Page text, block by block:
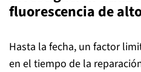
fluorescencia de
Hasta la fecha, un factor
en el tiempo de la